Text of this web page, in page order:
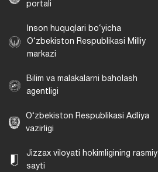
portali
Inson huquqlari bo‘yicha
O‘zbekiston Respublikasi Milliy
markazi
Bilim va malakalarni baholash
agentligi
O‘zbekiston Respublikasi Adliya
vazirligi
Jizzax viloyati hokimligining rasmiy
sayti